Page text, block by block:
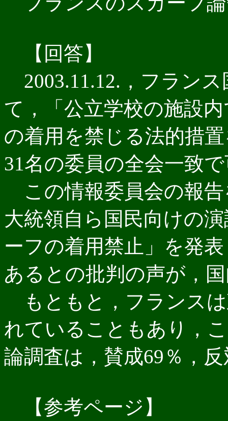
【回答】
2003.11.12.，フラン
て，「公立学校の施設
の着用を禁じる法的措
31名の委員の全会一致
この情報委員会の報告
大統領自ら国民向けの
ーフの着用禁止」を発
あるとの批判の声が，
もともと，フランス
れていることもあり，
論調査は，賛成69％，
【参考ページ】